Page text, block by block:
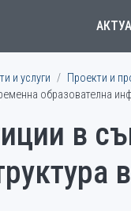
и услуги Проекти и
образователна
в